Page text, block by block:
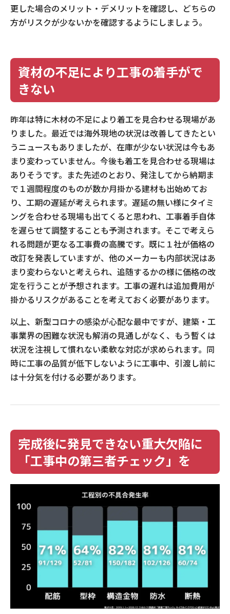
更した場合のメリット・デメリットを確認し、どちらの
方がリスクが少ないかを確認するようにしましょう。
資材の不足により工事の着手がで
きない
昨年は特に木材の不足により着工を見合わせる現場があ
りました。最近では海外現地の状況は改善してきたとい
うニュースもありましたが、在庫が少ない状況は今もあ
まり変わっていません。今後も着工を見合わせる現場は
ありそうです。また先述のとおり、発注してから納期ま
で１週間程度のものが数か月掛かる建材も出始めてお
り、工期の遅延が考えられます。遅延の無い様にタイミ
ングを合わせる現場も出てくると思われ、工事着手自体
を遅らせて調整することも予測されます。そこで考えら
れる問題が更なる工事費の高騰です。既に１社が価格の
改訂を発表していますが、他のメーカーも内部状況はあ
まり変わらないと考えられ、追随するかの様に価格の改
定を行うことが予想されます。工事の遅れは追加費用が
掛かるリスクがあることを考えておく必要があります。
以上、新型コロナの感染が心配な最中ですが、建築・工
事業界の困難な状況も解消の見通しがなく、もう暫くは
状況を注視して慣れない柔軟な対応が求められます。同
時に工事の品質が低下しないように工事中、引渡し前に
は十分気を付ける必要があります。
完成後に発見できない重大欠陥に
「工事中の第三者チェック」を